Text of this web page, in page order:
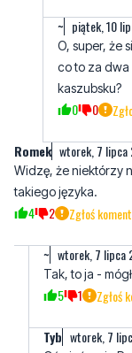
kaszubsku?
0 0
wtorek, 7 lipca
Widzę, że niektórzy
4 2 Zgłoś
~ wtorek, 7 lipca
Tak, to ja -
Tyb wtorek, 7
Oświeć mnie
pojawiła się